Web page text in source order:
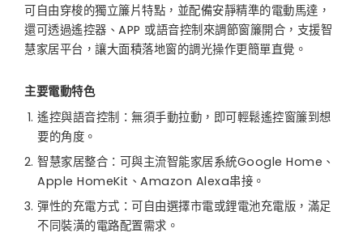
可自由穿梭的獨立簾片特點，並配備安靜精準的電動馬達，
還可透過遙控器、APP 或語音控制來調節窗簾開合，支援智
慧家居平台，讓大面積落地窗的調光操作更簡單直覺。
主要電動特色
遙控與語音控制：無須手動拉動，即可輕鬆遙控窗簾到想
要的角度。
智慧家居整合：可與主流智能家居系統Google Home、
Apple HomeKit、Amazon Alexa串接。
彈性的充電方式：可自由選擇市電或鋰電池充電版，滿足
不同裝潢的電路配置需求。